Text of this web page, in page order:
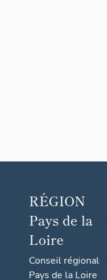
RÉGION
Pays de la
Loire
Conseil régional
Pays de la Loire